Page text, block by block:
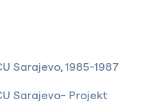
Sarajevo, 1985-1987
Sarajevo- Projekt